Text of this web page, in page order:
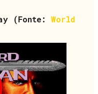
(Fonte: World